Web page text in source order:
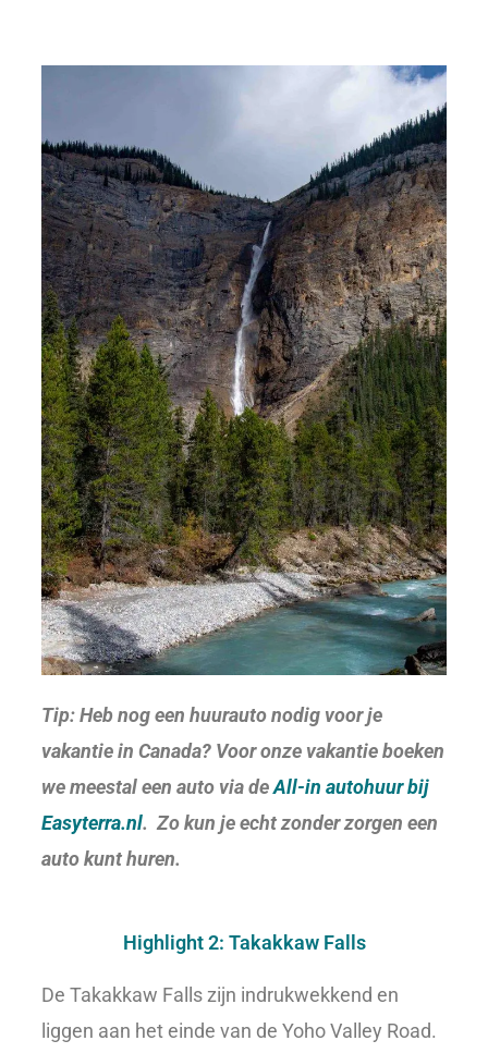
Tip: Heb nog een huurauto nodig voor je
vakantie in Canada? Voor onze vakantie boeken
we meestal een auto via deAll-in autohuur bij
Easyterra.nl. Zo kun je echt zonder zorgen een
auto kunt huren.
Highlight 2: Takakkaw Falls
De Takakkaw Falls zijn indrukwekkend en
liggen aan het einde van de Yoho Valley Road.